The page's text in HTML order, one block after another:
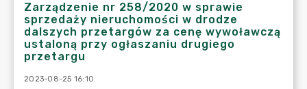
Zarządzenie nr 258/2020 w sprawie
sprzedaży nieruchomości w drodze
dalszych przetargów za cenę wywoławczą
ustaloną przy ogłaszaniu drugiego
przetargu
2023-08-25 16:10